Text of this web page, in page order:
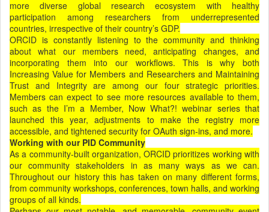
more diverse global research ecosystem with healthy
participation among researchers from underrepresented
countries, irrespective of their country’s GDP.
ORCID is constantly listening to the community and thinking
about what our members need, anticipating changes, and
incorporating them into our workflows. This is why both
Increasing Value for Members and Researchers and Maintaining
Trust and Integrity are among our four strategic priorities.
Members can expect to see more resources available to them,
such as the I’m a Member, Now What?! webinar series that
launched this year, adjustments to make the registry more
accessible, and tightened security for OAuth sign-ins, and more.
Working with our PID Community
As a community-built organization, ORCID prioritizes working with
our community stakeholders in as many ways as we can.
Throughout our history this has taken on many different forms,
from community workshops, conferences, town halls, and working
groups of all kinds.